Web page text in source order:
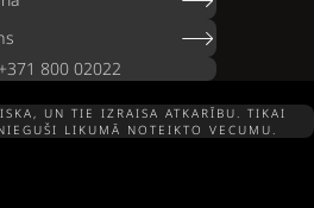
800 02022
UN TIE IZRAISA ATKARĪBU. TIKAI
LIKUMĀ NOTEIKTO VECUMU.